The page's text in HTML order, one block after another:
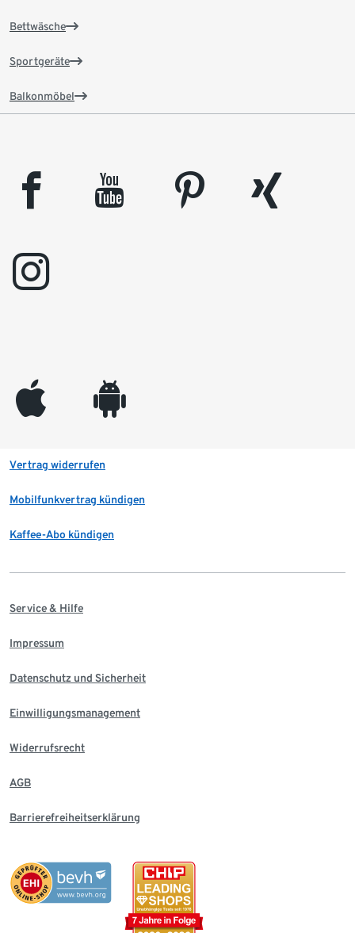
Bettwäsche
Sportgeräte
Balkonmöbel
facebook youtube pinterest
xing
instagram
appleinc android
Vertrag widerrufen
Mobilfunkvertrag kündigen
Kaffee-Abo kündigen
Service & Hilfe
Impressum
Datenschutz und Sicherheit
Einwilligungsmanagement
Widerrufsrecht
AGB
Barrierefreiheitserklärung